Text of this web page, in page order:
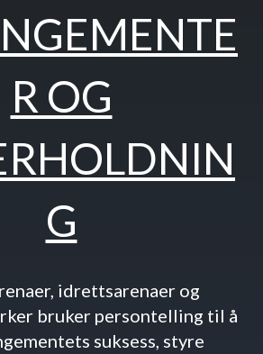
R OG
G
idrettsarenaer og
bruker persontelling til å
suksess, styre